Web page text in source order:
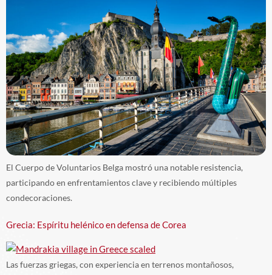
El Cuerpo de Voluntarios Belga mostró una notable resistencia,
participando en enfrentamientos clave y recibiendo múltiples
condecoraciones.
Grecia: Espíritu helénico en defensa de Corea
Las fuerzas griegas, con experiencia en terrenos montañosos,